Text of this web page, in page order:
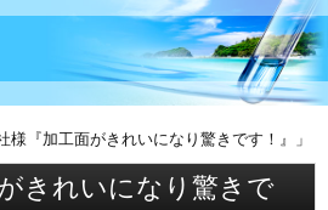
様『加工面がきれいになり驚きです！』」
きれいになり驚きで